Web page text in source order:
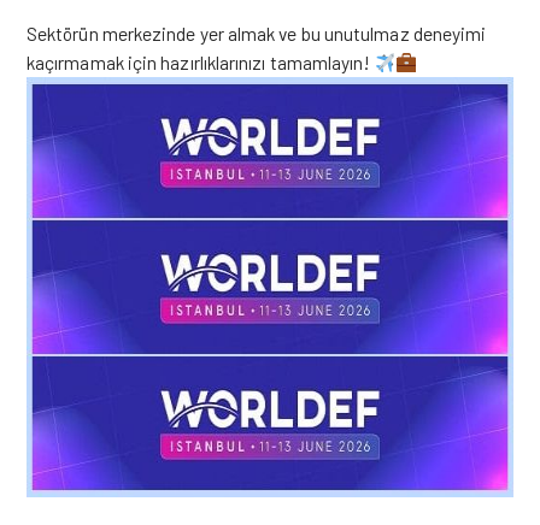
Sektörün merkezinde yer almak ve bu unutulmaz deneyimi
kaçırmamak için hazırlıklarınızı tamamlayın!